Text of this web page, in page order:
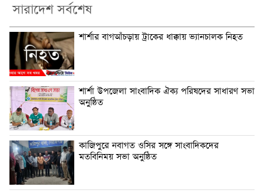
সারাদেশ সর্বশেষ
শার্শার বাগআঁচড়ায় ট্রাকের ধাক্কায় ভ্যানচালক নিহত
শার্শা উপজেলা সাংবাদিক ঐক্য পরিষদের সাধারণ সভা
অনুষ্ঠিত
কাজিপুরে নবাগত ওসির সঙ্গে সাংবাদিকদের
মতবিনিময় সভা অনুষ্ঠিত